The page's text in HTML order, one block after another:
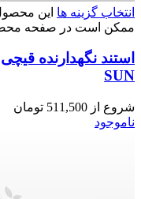
انتخاب گزینه ها این
ممکن است در صفحه
SUN
شروع از 511,500 تومان
ناموجود